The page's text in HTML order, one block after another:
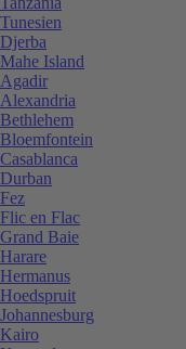
Tunesien
Djerba
Mahe Island
Agadir
Alexandria
Bethlehem
Bloemfontein
Casablanca
Durban
Fez
Flic en Flac
Grand Baie
Harare
Hermanus
Hoedspruit
Johannesburg
Kairo